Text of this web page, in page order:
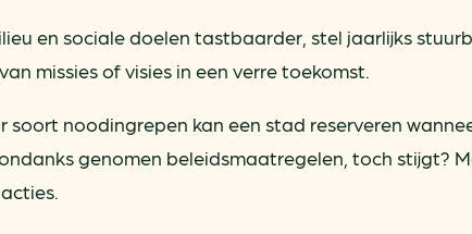
en sociale doelen tastbaarder, stel jaarlijks
missies of visies in een verre toekomst.
soort noodingrepen kan een stad reserveren
genomen beleidsmaatregelen, toch stijgt?